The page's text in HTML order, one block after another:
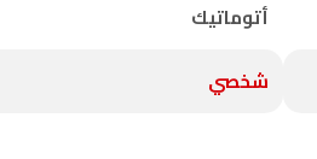
أتوماتيك
شخصي